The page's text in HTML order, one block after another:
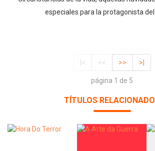
especiales para la protagonista del
|< << >> >|
página 1 de 5
TÍTULOS